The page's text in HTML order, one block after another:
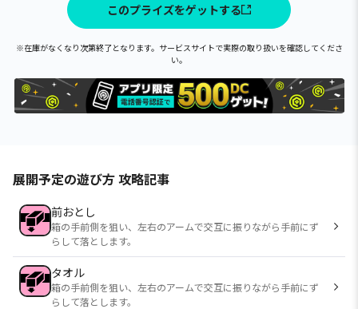
このプライズをゲットする
※在庫がなくなり次第終了となります。サービスサイトで実際の取り扱いを確認してくださ
い。
展開予定の遊び方 攻略記事
前おとし
箱の手前側を狙い、左右のアームで交互に振りながら手前にず
らして落とします。
タオル
箱の手前側を狙い、左右のアームで交互に振りながら手前にず
らして落とします。